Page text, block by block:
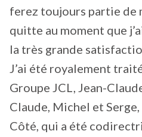
ferez toujours partie de
quitte au moment que
la très grande
J’ai été royalement
Groupe JCL, Jean-
Claude, Michel et
Côté, qui a été